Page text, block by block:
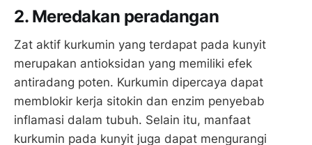
2. Meredakan peradangan
Zat aktif kurkumin yang terdapat pada kunyit
merupakan antioksidan yang memiliki efek
antiradang poten. Kurkumin dipercaya dapat
memblokir kerja sitokin dan enzim penyebab
inflamasi dalam tubuh. Selain itu, manfaat
kurkumin pada kunyit juga dapat mengurangi